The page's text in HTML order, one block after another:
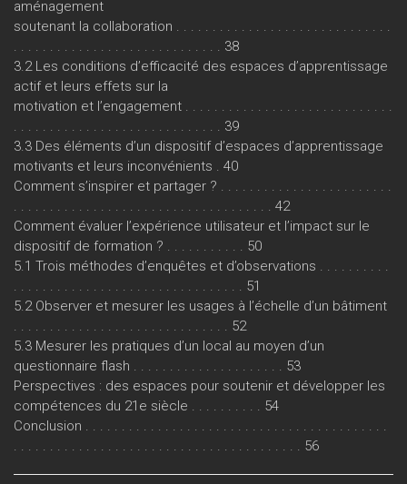
aménagement
soutenant la collaboration . . . . . . . . . . . . . . . . . . . . . . . . . . . . . .
. . . . . . . . . . . . . . . . . . . . . . . . . . . . . 38
3.2 Les conditions d’efficacité des espaces d’apprentissage
actif et leurs effets sur la
motivation et l’engagement . . . . . . . . . . . . . . . . . . . . . . . . . . . . .
. . . . . . . . . . . . . . . . . . . . . . . . . . . . . 39
3.3 Des éléments d’un dispositif d’espaces d’apprentissage
motivants et leurs inconvénients . 40
Comment s’inspirer et partager ? . . . . . . . . . . . . . . . . . . . . . . . .
. . . . . . . . . . . . . . . . . . . . . . . . . . . . . . . . . . . . 42
Comment évaluer l’expérience utilisateur et l’impact sur le
dispositif de formation ? . . . . . . . . . . . 50
5.1 Trois méthodes d’enquêtes et d’observations . . . . . . . . . .
. . . . . . . . . . . . . . . . . . . . . . . . . . . . . . . . 51
5.2 Observer et mesurer les usages à l’échelle d’un bâtiment
. . . . . . . . . . . . . . . . . . . . . . . . . . . . . . 52
5.3 Mesurer les pratiques d’un local au moyen d’un
questionnaire flash . . . . . . . . . . . . . . . . . . . . . 53
Perspectives : des espaces pour soutenir et développer les
compétences du 21e siècle . . . . . . . . . . 54
Conclusion . . . . . . . . . . . . . . . . . . . . . . . . . . . . . . . . . . . . . . . . . .
. . . . . . . . . . . . . . . . . . . . . . . . . . . . . . . . . . . . . . . . 56